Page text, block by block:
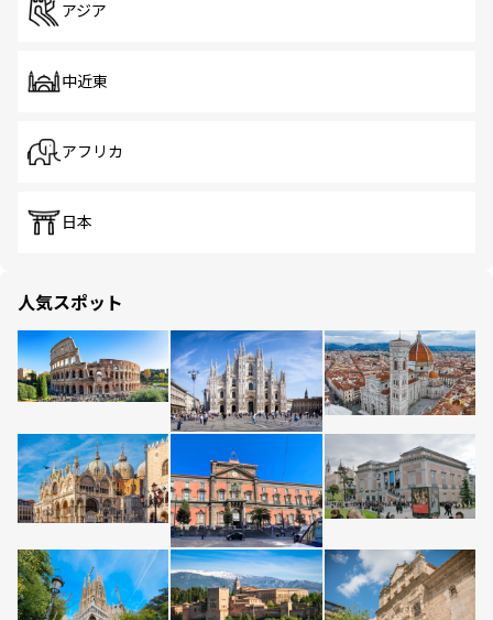
アジア
中近東
アフリカ
日本
人気スポット